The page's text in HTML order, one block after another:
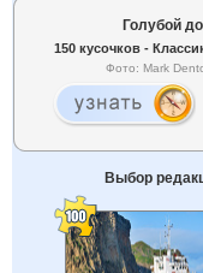
Голубой
150 кусочков -
Фото: Mark
Выбор